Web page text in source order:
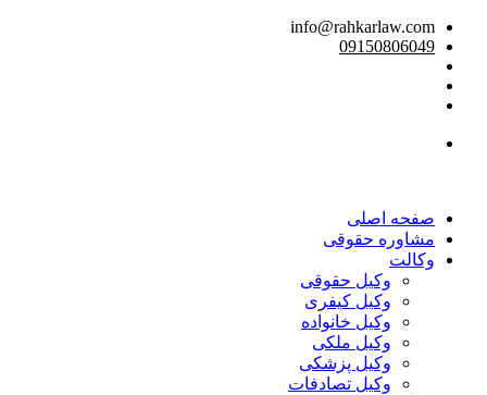
info@rahkarlaw.com
09150806049
صفحه اصلی
مشاوره حقوقی
وکالت
وکیل حقوقی
وکیل کیفری
وکیل خانواده
وکیل ملکی
وکیل پزشکی
وکیل تصادفات